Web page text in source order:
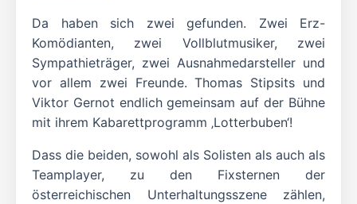
Da haben sich zwei gefunden. Zwei Erz-
Komödianten, zwei Vollblutmusiker, zwei
Sympathieträger, zwei Ausnahmedarsteller und
vor allem zwei Freunde. Thomas Stipsits und
Viktor Gernot endlich gemeinsam auf der Bühne
mit ihrem Kabarettprogramm ‚Lotterbuben‘!
Dass die beiden, sowohl als Solisten als auch als
Teamplayer, zu den Fixsternen der
österreichischen Unterhaltungsszene zählen,